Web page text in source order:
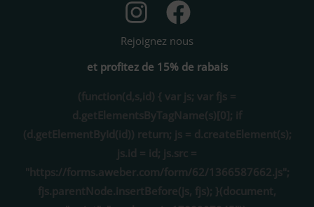
Rejoignez nous
et profitez de 15% de rabais
(function(d,s,id) { var js; var fjs =
d.getElementsByTagName(s)[0]; if
(d.getElementById(id)) return; js = d.createElement(s);
js.id = id; js.src =
"https://forms.aweber.com/form/62/1366587662.js";
fjs.parentNode.insertBefore(js, fjs); }(document,